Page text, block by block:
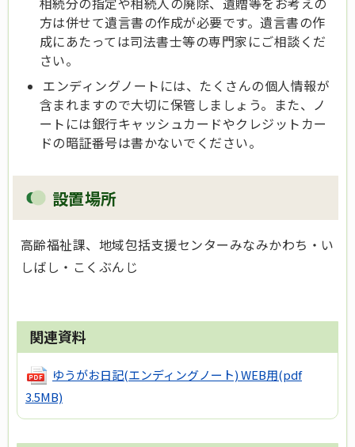
方は併せて遺言書の作成が必要です。遺言書の作
成にあたっては司法書士等の専門家にご相談くだ
さい。
エンディングノートには、たくさんの個人情報が
含まれますので大切に保管しましょう。また、ノ
ートには銀行キャッシュカードやクレジットカー
ドの暗証番号は書かないでください。
設置場所
高齢福祉課、地域包括支援センターみなみかわち・い
しばし・こくぶんじ
関連資料
ゆうがお日記(エンディングノート) WEB用(pdf
3.5MB)